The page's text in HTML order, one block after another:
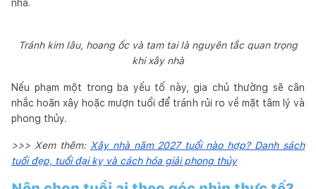
nhà.
Tránh kim lâu, hoang ốc và tam tai là nguyên tắc quan trọng
khi xây nhà
Nếu phạm một trong ba yếu tố này, gia chủ thường sẽ cân
nhắc hoãn xây hoặc mượn tuổi để tránh rủi ro về mặt tâm lý và
phong thủy.
>>> Xem thêm: Xây nhà năm 2027 tuổi nào hợp? Danh sách
tuổi đẹp, tuổi đại kỵ và cách hóa giải phong thủy